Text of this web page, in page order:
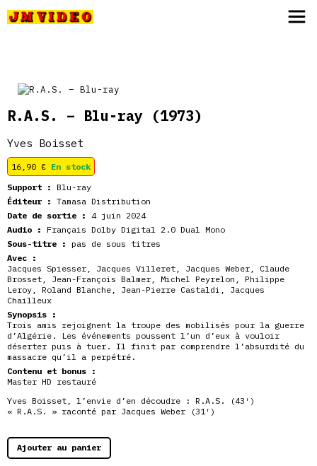
R.A.S. – Blu-ray (1973)
Yves Boisset
16,90 € En stock
Support : Blu-ray
Éditeur : Tamasa Distribution
Date de sortie :
4 juin 2024
Audio : Français Dolby Digital 2.0 Dual Mono
Sous-titre : pas de sous titres
Avec :
Jacques Spiesser , Jacques Villeret , Jacques Weber , Claude
Brosset , Jean-François Balmer , Michel Peyrelon , Philippe
Leroy , Roland Blanche , Jean-Pierre Castaldi , Jacques
Chailleux
Synopsis :
Trois amis rejoignent la troupe des mobilisés pour la guerre
d’Algérie. Les événements poussent l’un d’eux à vouloir
déserter puis à tuer. Il finit par comprendre l’absurdité du
massacre qu’il a perpétré.
Contenu et bonus :
Master HD restauré
Yves Boisset, l’envie d’en découdre : R.A.S. (43′)
« R.A.S. » raconté par Jacques Weber (31′)
Ajouter au panier